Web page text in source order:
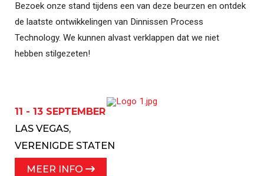
Bezoek onze stand tijdens een van deze beurzen en ontdek
de laatste ontwikkelingen van Dinnissen Process
Technology. We kunnen alvast verklappen dat we niet
hebben stilgezeten!
11 - 13 SEPTEMBER
LAS VEGAS,
VERENIGDE STATEN
MEER INFO